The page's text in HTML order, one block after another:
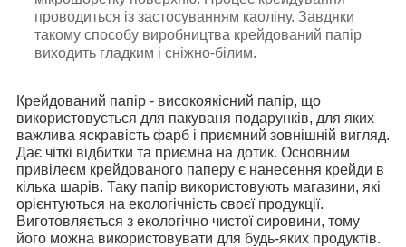
Крейдований папір - високоякісний папір, що
використовується для пакуваня подарунків, для яких
важлива яскравість фарб і приємний зовнішній вигляд.
Дає чіткі відбитки та приємна на дотик. Основним
привілеєм крейдованого паперу є нанесення крейди в
кілька шарів. Таку папір використовують магазини, які
орієнтуються на екологічність своєї продукції.
Виготовляється з екологічно чистої сировини, тому
його можна використовувати для будь-яких продуктів.
проводиться із застосуванням каоліну. Завдяки
такому способу виробництва крейдований папір
виходить гладким і сніжно-білим.